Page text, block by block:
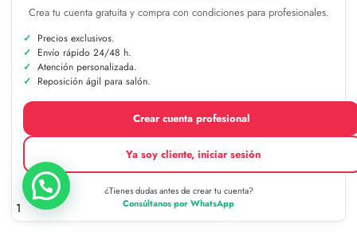
Crea tu cuenta gratuita y compra con condiciones para profesionales.
Precios exclusivos.
Envío rápido 24/48 h.
Atención personalizada.
Reposición ágil para salón.
Crear cuenta profesional
Ya soy cliente, iniciar sesión
¿Tienes dudas antes de crear tu cuenta?
Consúltanos por WhatsApp
1